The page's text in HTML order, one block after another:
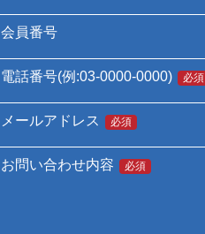
会員番号
電話番号(例:03-0000-0000) 必須
メールアドレス 必須
お問い合わせ内容 必須